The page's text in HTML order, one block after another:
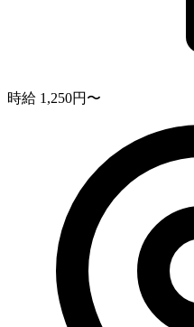
時給 1,250円〜